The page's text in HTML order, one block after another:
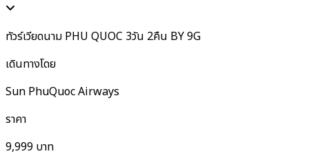
ทัวร์เวียดนาม PHU QUOC 3วัน 2คืน BY 9G
เดินทางโดย
Sun PhuQuoc Airways
ราคา
9,999 บาท